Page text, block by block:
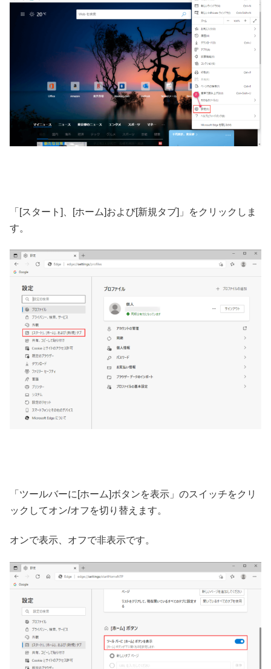
「[スタート]、[ホーム]および[新規タブ]」をクリックしま
す。
「ツールバーに[ホーム]ボタンを表示」のスイッチをクリ
ックしてオン/オフを切り替えます。
オンで表示、オフで非表示です。